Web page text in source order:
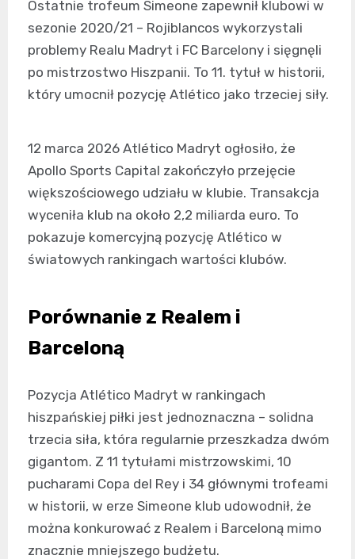
Ostatnie trofeum Simeone zapewnił klubowi w
sezonie 2020/21 – Rojiblancos wykorzystali
problemy Realu Madryt i FC Barcelony i sięgnęli
po mistrzostwo Hiszpanii. To 11. tytuł w historii,
który umocnił pozycję Atlético jako trzeciej siły.
12 marca 2026 Atlético Madryt ogłosiło, że
Apollo Sports Capital zakończyło przejęcie
większościowego udziału w klubie. Transakcja
wyceniła klub na około 2,2 miliarda euro. To
pokazuje komercyjną pozycję Atlético w
światowych rankingach wartości klubów.
Porównanie z Realem i
Barceloną
Pozycja Atlético Madryt w rankingach
hiszpańskiej piłki jest jednoznaczna – solidna
trzecia siła, która regularnie przeszkadza dwóm
gigantom. Z 11 tytułami mistrzowskimi, 10
pucharami Copa del Rey i 34 głównymi trofeami
w historii, w erze Simeone klub udowodnił, że
można konkurować z Realem i Barceloną mimo
znacznie mniejszego budżetu.